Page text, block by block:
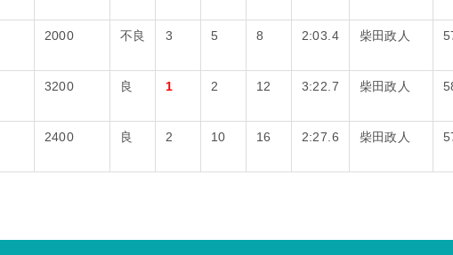
2000 不良 3 5 8 2:03.4 柴田政人
3200 良 1 2 12 3:22.7 柴田政人
2400 良 2 10 16 2:27.6 柴田政人